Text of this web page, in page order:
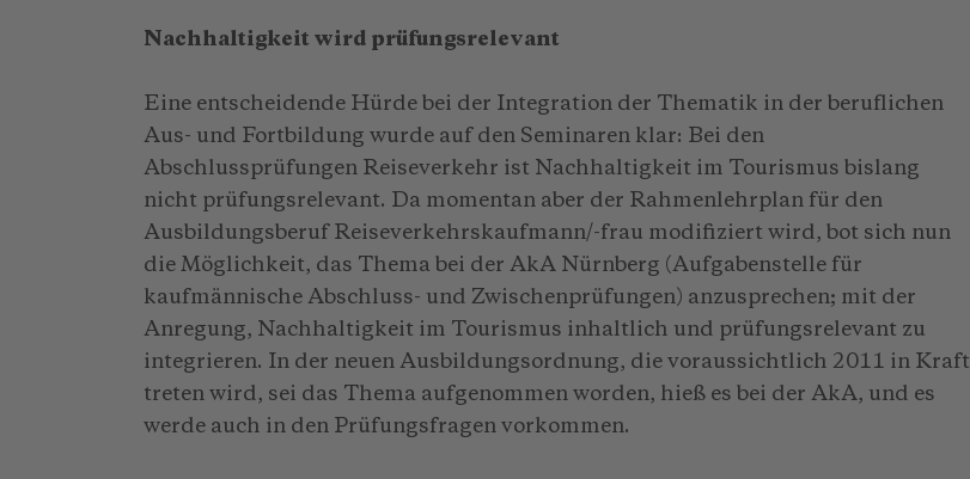
Nachhaltigkeit wird prüfungsrelevant
Eine entscheidende Hürde bei der Integration der Thematik in der beruflichen
Aus- und Fortbildung wurde auf den Seminaren klar: Bei den
Abschlussprüfungen Reiseverkehr ist Nachhaltigkeit im Tourismus bislang
nicht prüfungsrelevant. Da momentan aber der Rahmenlehrplan für den
Ausbildungsberuf Reiseverkehrskaufmann/-frau modifiziert wird, bot sich nun
die Möglichkeit, das Thema bei der AkA Nürnberg (Aufgabenstelle für
kaufmännische Abschluss- und Zwischenprüfungen) anzusprechen; mit der
Anregung, Nachhaltigkeit im Tourismus inhaltlich und prüfungsrelevant zu
integrieren. In der neuen Ausbildungsordnung, die voraussichtlich 2011 in Kraft
treten wird, sei das Thema aufgenommen worden, hieß es bei der AkA, und es
werde auch in den Prüfungsfragen vorkommen.